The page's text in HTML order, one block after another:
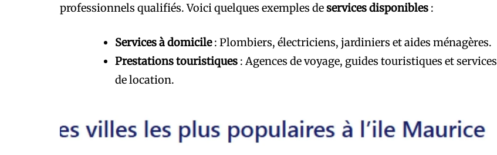
professionnels qualifiés. Voici quelques exemples deservices disponibles :
Services à domicile: Plombiers, électriciens, jardiniers et aides ménagères.
Prestations touristiques : Agences de voyage, guides touristiques et services
de location.